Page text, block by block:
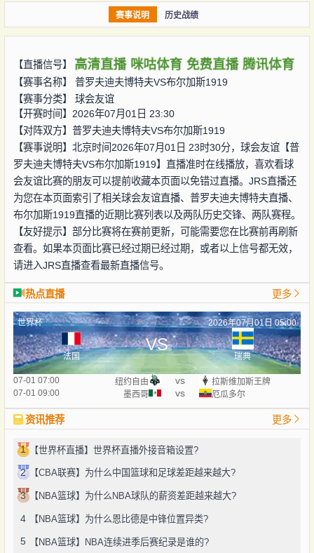
赛事说明 历史战绩
【直播信号】 高清直播 咪咕体育 免费直播 腾讯体育
【赛事名称】 普罗夫迪夫博特夫VS布尔加斯1919
【赛事分类】 球会友谊
【开赛时间】2026年07月01日 23:30
【对阵双方】 普罗夫迪夫博特夫VS布尔加斯1919
【赛事说明】北京时间2026年07月01日 23时30分，球会友谊【普
罗夫迪夫博特夫VS布尔加斯1919】直播准时在线播放，喜欢看球
会友谊比赛的朋友可以提前收藏本页面以免错过直播。JRS直播还
为您在本页面索引了相关球会友谊直播、普罗夫迪夫博特夫直播、
布尔加斯1919直播的近期比赛列表以及两队历史交锋、两队赛程。
【友好提示】部分比赛将在赛前更新，可能需要您在比赛前再刷新
查看。如果本页面比赛已经过期已经过期，或者以上信号都无效，
请进入JRS直播查看最新直播信号。
热点直播 更多
世界杯 2026年07月01日 05:00
法国
VS
瑞典
07-01 07:00 纽约自由 vs
拉斯维加斯王牌
07-01 09:00
墨西哥 vs 厄瓜多尔
资讯推荐 更多
1 【世界杯直播】世界杯直播外接音箱设置?
2 【CBA联赛】为什么中国篮球和足球差距越来越大?
3 【NBA篮球】为什么NBA球队的薪资差距越来越大?
4 【NBA篮球】为什么恩比德是中锋位置异类?
5 【NBA篮球】NBA连续进季后赛纪录是谁的?